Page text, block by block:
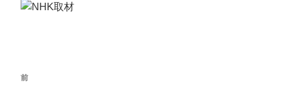
投
前
前